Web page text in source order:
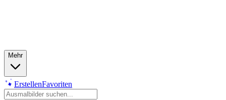
Mehr
ErstellenFavoriten